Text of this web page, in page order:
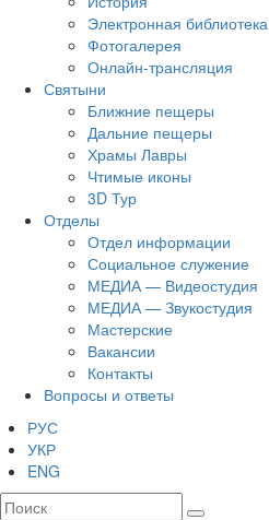
Электронная библиотека
Фотогалерея
Онлайн-трансляция
Святыни
Ближние пещеры
Дальние пещеры
Храмы Лавры
Чтимые иконы
3D Тур
Отделы
Отдел информации
Социальное служение
МЕДИА — Видеостудия
МЕДИА — Звукостудия
Мастерские
Вакансии
Контакты
Вопросы и ответы
РУС
УКР
ENG